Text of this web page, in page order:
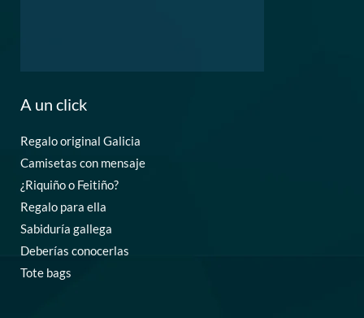
A un click
Regalo original Galicia
Camisetas con mensaje
¿Riquiño o Feitiño?
Regalo para ella
Sabiduría gallega
Deberías conocerlas
Tote bags